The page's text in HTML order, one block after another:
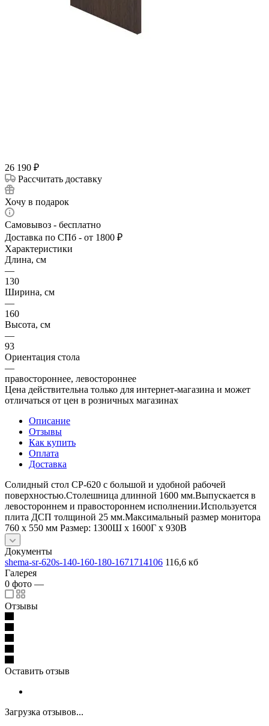
26 190 ₽
Рассчитать доставку
Хочу в подарок
Самовывоз - бесплатно
Доставка по СПб - от 1800 ₽
Характеристики
Длина, см
—
130
Ширина, см
—
160
Высота, см
—
93
Ориентация стола
—
правостороннее, левостороннее
Цена действительна только для интернет-магазина и может
отличаться от цен в розничных магазинах
Описание
Отзывы
Как купить
Оплата
Доставка
Солидный стол СР-620 с большой и удобной рабочей
поверхностью.Столешница длинной 1600 мм.Выпускается в
левостороннем и правостороннем исполнении.Используется
плита ДСП толщиной 25 мм.​Максимальный размер монитора
760 х 550 мм Размер: 1300Ш x 1600Г x 930В
Документы
shema-sr-620s-140-160-180-1671714106 116,6 кб
Галерея
0 фото —
Отзывы
Оставить отзыв
Загрузка отзывов...